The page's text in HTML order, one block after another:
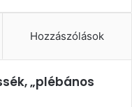
Hozzászólások
„plébános